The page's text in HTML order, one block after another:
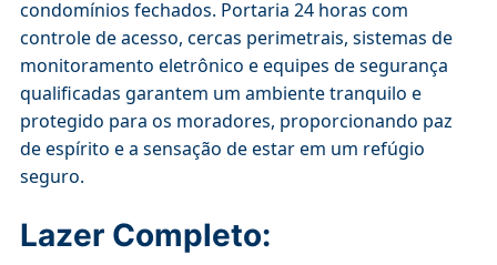
condomínios fechados. Portaria 24 horas com
controle de acesso, cercas perimetrais, sistemas de
monitoramento eletrônico e equipes de segurança
qualificadas garantem um ambiente tranquilo e
protegido para os moradores, proporcionando paz
de espírito e a sensação de estar em um refúgio
seguro.
Lazer Completo: